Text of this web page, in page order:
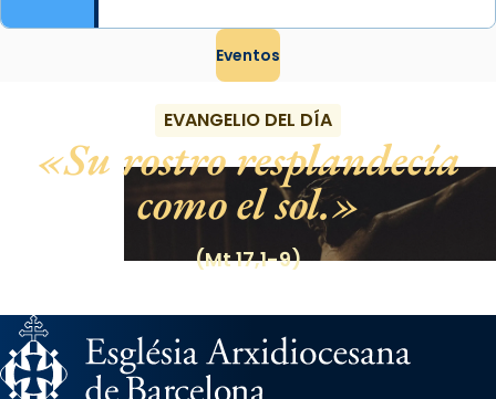
Eventos
EVANGELIO DEL DÍA
Su rostro resplandecía
como el sol.
(Mt 17,1-9)